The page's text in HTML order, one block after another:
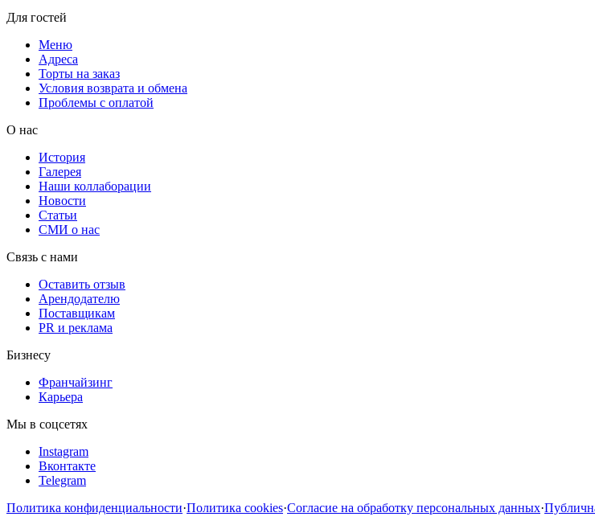
Для гостей
Меню
Адреса
Торты на заказ
Условия возврата и обмена
Проблемы с оплатой
О нас
История
Галерея
Наши коллаборации
Новости
Статьи
СМИ о нас
Связь с нами
Оставить отзыв
Арендодателю
Поставщикам
PR и реклама
Бизнесу
Франчайзинг
Карьера
Мы в соцсетях
Instagram
Вконтакте
Telegram
Политика конфиденциальности·Политика cookies·Согласие на обработку персональных данных·